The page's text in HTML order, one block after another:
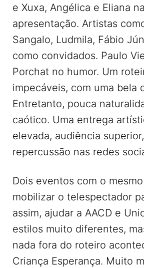
e Xuxa, Angélica e Eliana na
apresentação. Artistas
Sangalo, Ludmila, Fábio
como convidados. Paulo
Porchat no humor. Um
impecáveis, com uma bela
Entretanto, pouca
caótico. Uma entrega
elevada, audiência
repercussão nas redes
Dois eventos com o
mobilizar o telespectador
assim, ajudar a AACD e
estilos muito diferentes,
nada fora do roteiro
Criança Esperança. Muito